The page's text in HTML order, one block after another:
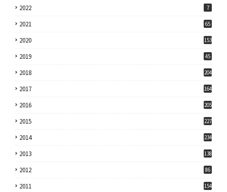
2022 7
2021 65
2020 153
2019 45
2018 204
2017 164
2016 205
2015 227
2014 234
2013 138
2012 86
2011 154